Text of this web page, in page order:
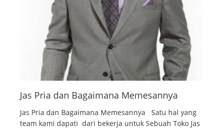
Jas Pria dan Bagaimana Memesannya
Jas Pria dan Bagaimana Memesannya Satu hal yang
team kami dapati dari bekerja untuk Sebuah Toko Jas